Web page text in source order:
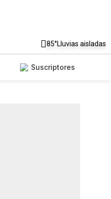
85°Lluvias aisladas
Suscriptores